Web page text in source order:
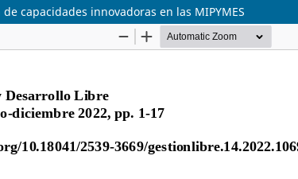
capacidades innovadoras en las MIPYMES